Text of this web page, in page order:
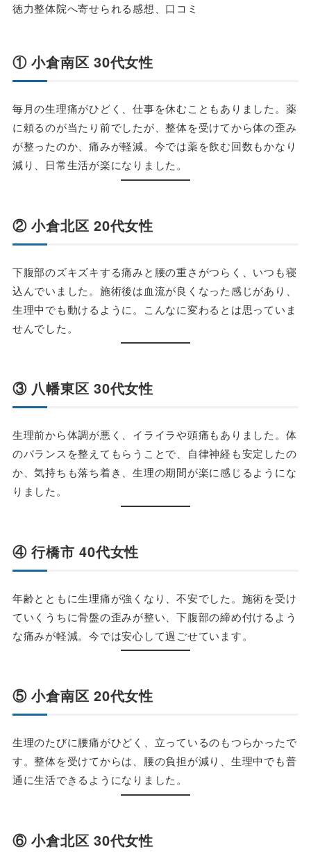
徳力整体院へ寄せられる感想、口コミ
① 小倉南区 30代女性
毎月の生理痛がひどく、仕事を休むこともありました。薬
に頼るのが当たり前でしたが、整体を受けてから体の歪み
が整ったのか、痛みが軽減。今では薬を飲む回数もかなり
減り、日常生活が楽になりました。
② 小倉北区 20代女性
下腹部のズキズキする痛みと腰の重さがつらく、いつも寝
込んでいました。施術後は血流が良くなった感じがあり、
生理中でも動けるように。こんなに変わるとは思っていま
せんでした。
③ 八幡東区 30代女性
生理前から体調が悪く、イライラや頭痛もありました。体
のバランスを整えてもらうことで、自律神経も安定したの
か、気持ちも落ち着き、生理の期間が楽に感じるようにな
りました。
④ 行橋市 40代女性
年齢とともに生理痛が強くなり、不安でした。施術を受け
ていくうちに骨盤の歪みが整い、下腹部の締め付けるよう
な痛みが軽減。今では安心して過ごせています。
⑤ 小倉南区 20代女性
生理のたびに腰痛がひどく、立っているのもつらかったで
す。整体を受けてからは、腰の負担が減り、生理中でも普
通に生活できるようになりました。
⑥ 小倉北区 30代女性